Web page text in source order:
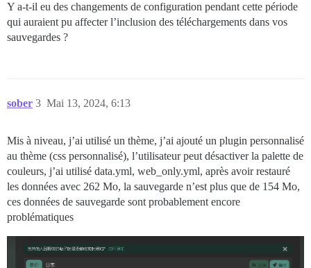
Y a-t-il eu des changements de configuration pendant cette période
qui auraient pu affecter l’inclusion des téléchargements dans vos
sauvegardes ?
sober Mai 13, 2024, 6:13
3
Mis à niveau, j’ai utilisé un thème, j’ai ajouté un plugin personnalisé
au thème (css personnalisé), l’utilisateur peut désactiver la palette de
couleurs, j’ai utilisé data.yml, web_only.yml, après avoir restauré
les données avec 262 Mo, la sauvegarde n’est plus que de 154 Mo,
ces données de sauvegarde sont probablement encore
problématiques